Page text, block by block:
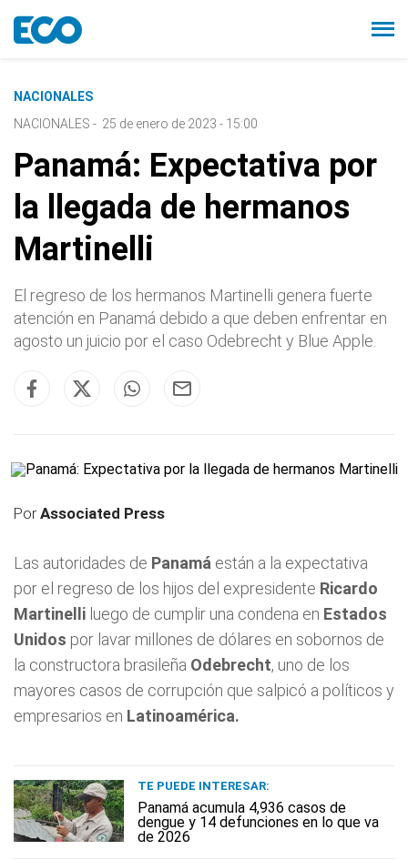
NACIONALES
NACIONALES - 25 de enero de 2023 - 15:00
Panamá: Expectativa por
la llegada de hermanos
Martinelli
El regreso de los hermanos Martinelli genera fuerte
atención en Panamá debido a que deben enfrentar en
agosto un juicio por el caso Odebrecht y Blue Apple.
PorAssociated Press
Las autoridades de Panamá están a la expectativa
por el regreso de los hijos del expresidente Ricardo
Martinelli luego de cumplir una condena en Estados
Unidos por lavar millones de dólares en sobornos de
la constructora brasileña Odebrecht, uno de los
mayores casos de corrupción que salpicó a políticos y
empresarios en Latinoamérica.
TE PUEDE INTERESAR:
Panamá acumula 4,936 casos de
dengue y 14 defunciones en lo que va
de 2026